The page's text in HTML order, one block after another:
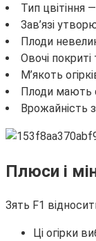
Тип цвітіння
Зав’язі
Плоди
Овочі
М’якоть
Плоди мають
Врожайність
Плюси і
Зять F1
Ці огірки